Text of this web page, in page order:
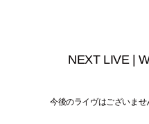
NEXT LIVE |
今後のライヴはございませ